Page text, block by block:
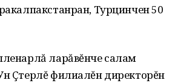
Турцинчен 50
ларăвĕнче салам
Çтерлĕ филиалĕн директорĕн